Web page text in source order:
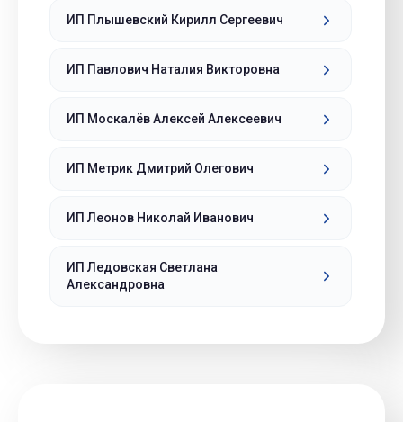
ИП Плышевский Кирилл Сергеевич
ИП Павлович Наталия Викторовна
ИП Москалёв Алексей Алексеевич
ИП Метрик Дмитрий Олегович
ИП Леонов Николай Иванович
ИП Ледовская Светлана
Александровна